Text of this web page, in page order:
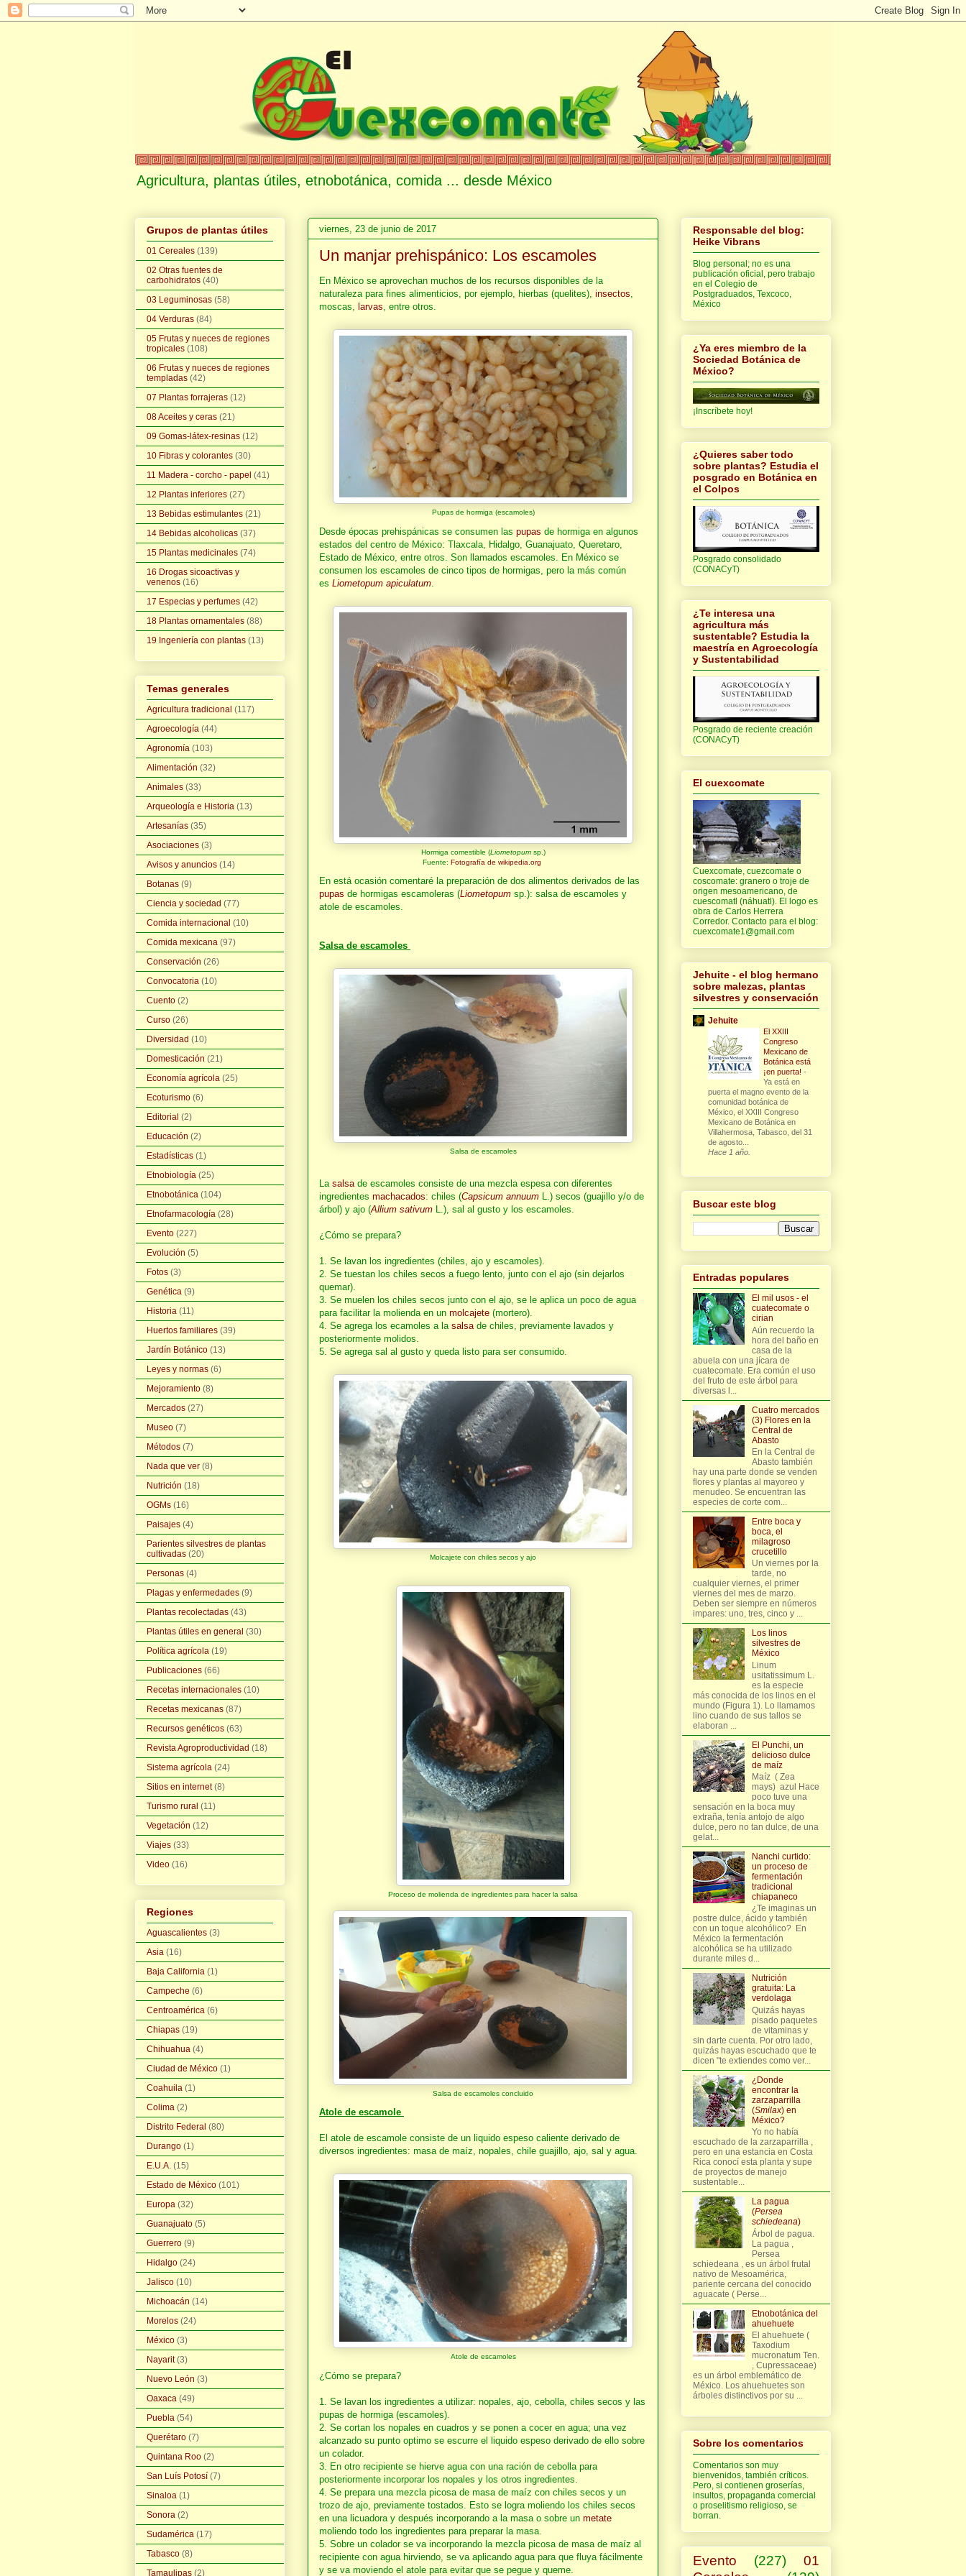
Agricultura, plantas útiles, etnobotánica, comida ... desde México
viernes, 23 de junio de 2017
Un manjar prehispánico: Los escamoles
En México se aprovechan muchos de los recursos disponibles de la
naturaleza para fines alimenticios, por ejemplo, hierbas (quelites), insectos,
moscas, larvas, entre otros.
Pupas de hormiga (escamoles)
Desde épocas prehispánicas se consumen las pupas de hormiga en algunos
estados del centro de México: Tlaxcala, Hidalgo, Guanajuato, Queretaro,
Estado de México, entre otros. Son llamados escamoles. En México se
consumen los escamoles de cinco tipos de hormigas, pero la más común
es Liometopum apiculatum
Hormiga comestible (Liometopumsp.)
Fuente: Fotografía de wikipedia.org
En está ocasión comentaré la preparación de dos alimentos derivados de las
pupas de hormigas escamoleras (Liometopum sp.): salsa de escamoles y
atole de escamoles.
Salsa de escamoles
Salsa de escamoles
La salsa de escamoles consiste de una mezcla espesa con diferentes
ingredientes machacados: chiles (Capsicum annuum L.) secos (guajillo y/o de
árbol) y ajo (Allium sativum L.), sal al gusto y los escamoles.
¿Cómo se prepara?
1. Se lavan los ingredientes (chiles, ajo y escamoles).
2. Se tuestan los chiles secos a fuego lento, junto con el ajo (sin dejarlos
quemar).
3. Se muelen los chiles secos junto con el ajo, se le aplica un poco de agua
para facilitar la molienda en un molcajete (mortero).
4. Se agrega los ecamoles a la salsa de chiles, previamente lavados y
posteriormente molidos.
5. Se agrega sal al gusto y queda listo para ser consumido.
Molcajete con chiles secos y ajo
Proceso de molienda de ingredientes para hacer la salsa
Salsa de escamoles concluido
Atole de escamole
El atole de escamole consiste de un liquido espeso caliente derivado de
diversos ingredientes: masa de maíz, nopales, chile guajillo, ajo, sal y agua.
Atole de escamoles
¿Cómo se prepara?
1. Se lavan los ingredientes a utilizar: nopales, ajo, cebolla, chiles secos y las
pupas de hormiga (escamoles).
2. Se cortan los nopales en cuadros y se ponen a cocer en agua; una vez
alcanzado su punto optimo se escurre el liquido espeso derivado de ello sobre
un colador.
3. En otro recipiente se hierve agua con una ración de cebolla para
posteriormente incorporar los nopales y los otros ingredientes.
4. Se prepara una mezcla picosa de masa de maíz con chiles secos y un
trozo de ajo, previamente tostados. Esto se logra moliendo los chiles secos
en una licuadora y después incorporando a la masa o sobre un metate
moliendo todo los ingredientes para preparar la masa.
5. Sobre un colador se va incorporando la mezcla picosa de masa de maíz al
recipiente con agua hirviendo, se va aplicando agua para que fluya fácilmente
y se va moviendo el atole para evitar que se pegue y queme.
Grupos de plantas útiles
01 Cereales (139)
02 Otras fuentes de
carbohidratos (40)
03 Leguminosas (58)
04 Verduras (84)
05 Frutas y nueces de regiones
tropicales (108)
06 Frutas y nueces de regiones
templadas (42)
07 Plantas forrajeras (12)
08 Aceites y ceras (21)
09 Gomas-látex-resinas (12)
10 Fibras y colorantes (30)
11 Madera - corcho - papel (41)
12 Plantas inferiores (27)
13 Bebidas estimulantes (21)
14 Bebidas alcoholicas (37)
15 Plantas medicinales (74)
16 Drogas sicoactivas y
venenos (16)
17 Especias y perfumes (42)
18 Plantas ornamentales (88)
19 Ingeniería con plantas (13)
Temas generales
Agricultura tradicional (117)
Agroecología (44)
Agronomía (103)
Alimentación (32)
Animales (33)
Arqueología e Historia (13)
Artesanías (35)
Asociaciones (3)
Avisos y anuncios (14)
Botanas (9)
Ciencia y sociedad (77)
Comida internacional (10)
Comida mexicana (97)
Conservación (26)
Convocatoria (10)
Cuento (2)
Curso (26)
Diversidad (10)
Domesticación (21)
Economía agrícola (25)
Ecoturismo (6)
Editorial (2)
Educación (2)
Estadísticas (1)
Etnobiología (25)
Etnobotánica (104)
Etnofarmacología (28)
Evento (227)
Evolución (5)
Fotos (3)
Genética (9)
Historia (11)
Huertos familiares (39)
Jardín Botánico (13)
Leyes y normas (6)
Mejoramiento (8)
Mercados (27)
Museo (7)
Métodos (7)
Nada que ver (8)
Nutrición (18)
OGMs (16)
Paisajes (4)
Parientes silvestres de plantas
cultivadas (20)
Personas (4)
Plagas y enfermedades (9)
Plantas recolectadas (43)
Plantas útiles en general (30)
Política agrícola (19)
Publicaciones (66)
Recetas internacionales (10)
Recetas mexicanas (87)
Recursos genéticos (63)
Revista Agroproductividad (18)
Sistema agrícola (24)
Sitios en internet (8)
Turismo rural (11)
Vegetación (12)
Viajes (33)
Video (16)
Regiones
Aguascalientes (3)
Asia (16)
Baja California (1)
Campeche (6)
Centroamérica (6)
Chiapas (19)
Chihuahua (4)
Ciudad de México (1)
Coahuila (1)
Colima (2)
Distrito Federal (80)
Durango (1)
E.U.A. (15)
Estado de México (101)
Europa (32)
Guanajuato (5)
Guerrero (9)
Hidalgo (24)
Jalisco (10)
Michoacán (14)
Morelos (24)
México (3)
Nayarit (3)
Nuevo León (3)
Oaxaca (49)
Puebla (54)
Querétaro (7)
Quintana Roo (2)
San Luís Potosí (7)
Sinaloa (1)
Sonora (2)
Sudamérica (17)
Tabasco (8)
Tamaulipas (2)
Responsable del blog:
Heike Vibrans
Blog personal; no es una
publicación oficial, pero trabajo
en el Colegio de
Postgraduados, Texcoco,
México
¿Ya eres miembro de la
Sociedad Botánica de
México?
¡Inscríbete hoy!
¿Quieres saber todo
sobre plantas? Estudia el
posgrado en Botánica en
el Colpos
Posgrado consolidado
(CONACyT)
¿Te interesa una
agricultura más
sustentable? Estudia la
maestría en Agroecología
y Sustentabilidad
Posgrado de reciente creación
(CONACyT)
El cuexcomate
Cuexcomate, cuezcomate o
coscomate: granero o troje de
origen mesoamericano, de
cuescomatl (náhuatl). El logo es
obra de Carlos Herrera
Corredor. Contacto para el blog:
cuexcomate1@gmail.com
Jehuite - el blog hermano
sobre malezas, plantas
silvestres y conservación
Jehuite
El XXIII
Congreso
Mexicano de
Botánica está
¡en puerta! -
Ya está en
puerta el magno evento de la
comunidad botánica de
México, el XXIII Congreso
Mexicano de Botánica en
Villahermosa, Tabasco, del 31
de agosto...
Hace 1 año.
Buscar este blog
Entradas populares
El mil usos - el
cuatecomate o
cirian
Aún recuerdo la
hora del baño en
casa de la
abuela con una jícara de
cuatecomate. Era común el uso
del fruto de este árbol para
diversas l...
Cuatro mercados
(3) Flores en la
Central de
Abasto
En la Central de
Abasto también
hay una parte donde se venden
flores y plantas al mayoreo y
menudeo. Se encuentran las
especies de corte com...
Entre boca y
boca, el
milagroso
crucetillo
Un viernes por la
tarde, no
cualquier viernes, el primer
viernes del mes de marzo.
Deben ser siempre en números
impares: uno, tres, cinco y ...
Los linos
silvestres de
México
Linum
usitatissimum L.
es la especie
más conocida de los linos en el
mundo (Figura 1). Lo llamamos
lino cuando de sus tallos se
elaboran ...
El Punchi, un
delicioso dulce
de maíz
Maíz ( Zea
mays) azul Hace
poco tuve una
sensación en la boca muy
extraña, tenía antojo de algo
dulce, pero no tan dulce, de una
gelat...
Nanchi curtido:
un proceso de
fermentación
tradicional
chiapaneco
¿Te imaginas un
postre dulce, ácido y también
con un toque alcohólico? En
México la fermentación
alcohólica se ha utilizado
durante miles d...
Nutrición
gratuita: La
verdolaga
Quizás hayas
pisado paquetes
de vitaminas y
sin darte cuenta. Por otro lado,
quizás hayas escuchado que te
dicen "te extiendes como ver...
¿Donde
encontrar la
zarzaparrilla
(Smilax) en
México?
Yo no había
escuchado de la zarzaparrilla ,
pero en una estancia en Costa
Rica conocí esta planta y supe
de proyectos de manejo
sustentable...
La pagua
(Persea
schiedeana)
Árbol de pagua.
La pagua ,
Persea
schiedeana , es un árbol frutal
nativo de Mesoamérica,
pariente cercana del conocido
aguacate ( Perse...
Etnobotánica del
ahuehuete
El ahuehuete (
Taxodium
mucronatum Ten.
, Cupressaceae)
es un árbol emblemático de
México. Los ahuehuetes son
árboles distinctivos por su ...
Sobre los comentarios
Comentarios son muy
bienvenidos, también críticos.
Pero, si contienen groserías,
insultos, propaganda comercial
o proselitismo religioso, se
borran.
Evento (227)
01